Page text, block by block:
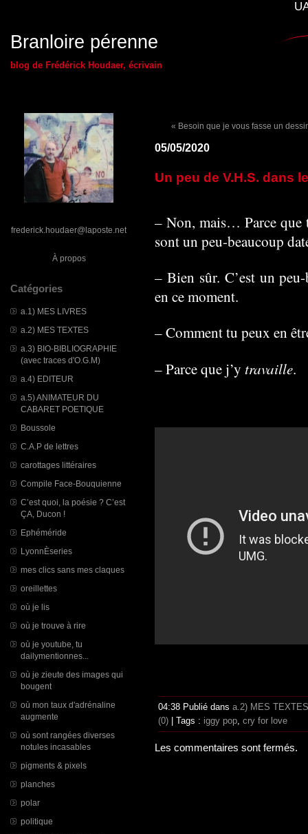
Branloire pérenne
blog de Frédérick Houdaer, écrivain
frederick.houdaer@laposte.net
À propos
Catégories
a.1) MES LIVRES
a.2) MES TEXTES
a.3) BIO-BIBLIOGRAPHIE
(avec traces d'O.G.M)
a.4) EDITEUR
a.5) ANIMATEUR DU
CABARET POETIQUE
Boussole
C.A.P de lettres
carottages littéraires
Compile Face-Bouquienne
C’est quoi, la poésie ? C’est
ÇA, Ducon !
Ephéméride
LyonnÈseries
mes clics sans mes claques
oreillettes
où je lis
où je trouve à rire
où je youtube, tu
dailymentionnes...
où je zieute des images qui
bougent
où mon taux d'adrénaline
augmente
où sont rangées diverses
notules incasables
pigments & pixels
planches
polar
politique
« Besoin que je vous fasse un
05/05/2020
Un peu de V.H.S. dans
– Non, mais… Parce que
sont un peu-beaucoup
– Bien sûr. C’est un
en ce moment.
– Comment tu peux en
– Parce que j’y travaille.
04:38 Publié dans a.2) MES TEXTES
(0) | Tags : iggy pop, cry for love
Les commentaires sont fermés.